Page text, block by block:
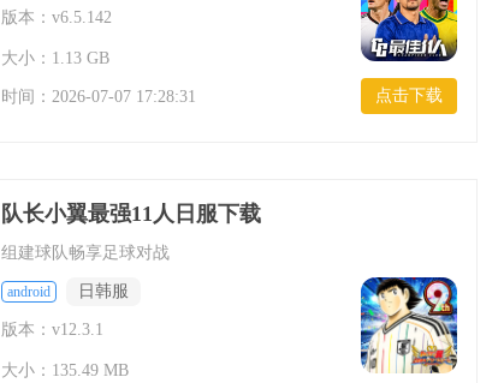
版本：v6.5.142
大小：1.13 GB
时间： 2026-07-07 17:28:31 点击下载
队长小翼最强11人日服下载
组建球队畅享足球对战
android 日韩服
版本：v12.3.1
大小：135.49 MB